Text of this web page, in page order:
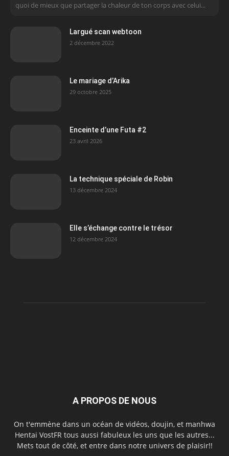
quoi de mieux que partager la chaleur de ton corps avec celui...
Largué scan webtoon
2 décembre 2022
Le mariage d’Arika
29 octobre 2025
Enceinte d’une Futa #2
23 avril 2026
La technique spéciale de Robin
13 décembre 2024
Elle s’échange contre le trésor
12 décembre 2024
A PROPOS DE NOUS
On t'emmène dans un océan de vidéos, doujin, et manhwa
Hentai VostFR tous aussi fabuleux les uns que les autres...
Mets tout de côté, et entre dans notre univers de plaisir!!